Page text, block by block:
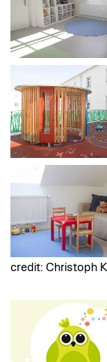
credit: Christoph